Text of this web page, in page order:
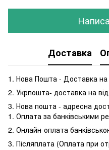
Доставка
1. Нова Пошта - Доставка на
2. Укрпошта- доставка на
3. Нова пошта - адресна
1. Оплата за банківськими
2. Онлайн-оплата
3. Післяплата (Оплата при